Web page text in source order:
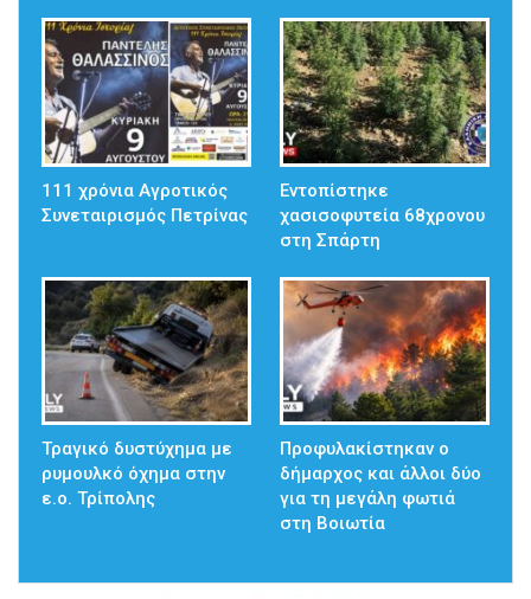
111 χρόνια Αγροτικός
Συνεταιρισμός Πετρίνας
Εντοπίστηκε
χασισοφυτεία 68χρονου
στη Σπάρτη
Τραγικό δυστύχημα με
ρυμουλκό όχημα στην
ε.ο. Τρίπολης
Προφυλακίστηκαν ο
δήμαρχος και άλλοι δύο
για τη μεγάλη φωτιά
στη Βοιωτία